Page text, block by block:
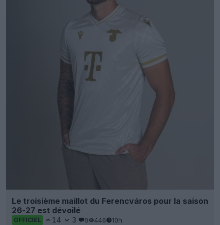
Le troisième maillot du Ferencváros pour la saison
26-27 est dévoilé
OFFICIEL 14 3 0 446 10h